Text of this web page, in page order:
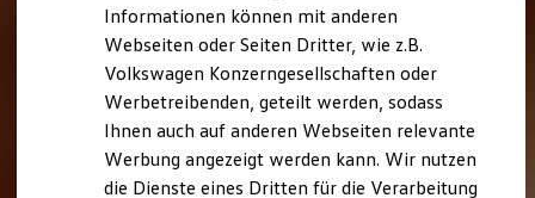
Lifestyle Shop
T-Roc Kollektion
Golf Kollektion
ID. Kollektion
Volkswagen Kollektion
R-Kollektion
GTI Kollektion
Fußball Drop
Informationen können mit anderen
Webseiten oder Seiten Dritter, wie z.B.
Volkswagen Konzerngesellschaften oder
Werbetreibenden, geteilt werden, sodass
Ihnen auch auf anderen Webseiten relevante
Werbung angezeigt werden kann. Wir nutzen
die Dienste eines Dritten für die Verarbeitung